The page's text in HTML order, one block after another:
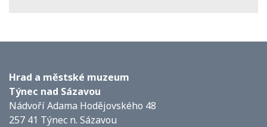
Hrad a městské muzeum
Týnec nad Sázavou
Nádvoří Adama Hodějovského 48
257 41 Týnec n. Sázavou